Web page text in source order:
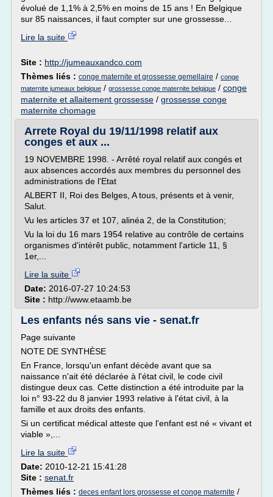
évolué de 1,1% à 2,5% en moins de 15 ans ! En Belgique
sur 85 naissances, il faut compter sur une grossesse...
Lire la suite
Site : http://jumeauxandco.com
Thèmes liés : conge maternite et grossesse gemellaire / conge
maternite jumeaux belgique / grossesse conge maternite belgique / conge
maternite et allaitement grossesse / grossesse conge
maternite chomage
Arrete Royal du 19/11/1998 relatif aux
conges et aux ...
19 NOVEMBRE 1998. - Arrêté royal relatif aux congés et
aux absences accordés aux membres du personnel des
administrations de l'Etat
ALBERT II, Roi des Belges, A tous, présents et à venir,
Salut.
Vu les articles 37 et 107, alinéa 2, de la Constitution;
Vu la loi du 16 mars 1954 relative au contrôle de certains
organismes d'intérêt public, notamment l'article 11, §
1er,...
Lire la suite
Date: 2016-07-27 10:24:53
Site : http://www.etaamb.be
Les enfants nés sans vie - senat.fr
Page suivante
NOTE DE SYNTHÈSE
En France, lorsqu'un enfant décède avant que sa
naissance n'ait été déclarée à l'état civil, le code civil
distingue deux cas. Cette distinction a été introduite par la
loi n° 93-22 du 8 janvier 1993 relative à l'état civil, à la
famille et aux droits des enfants.
Si un certificat médical atteste que l'enfant est né « vivant et
viable »,...
Lire la suite
Date: 2010-12-21 15:41:28
Site : senat.fr
Thèmes liés : deces enfant lors grossesse et conge maternite /